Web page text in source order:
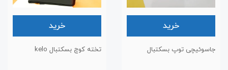
خرید
جاسوئیچی توپ بسکتبال
خرید
تخته کوچ بسکتبال kelo